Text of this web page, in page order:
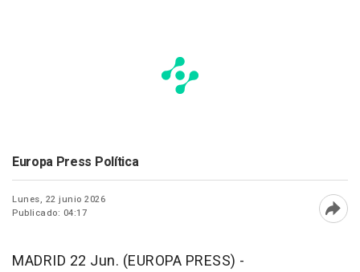
Europa Press Política
Lunes, 22 junio 2026
Publicado: 04:17
MADRID 22 Jun. (EUROPA PRESS) -